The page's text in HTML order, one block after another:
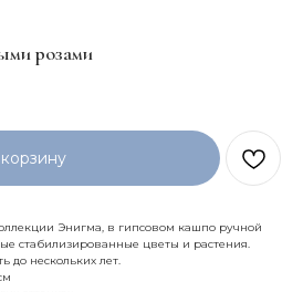
розами
Энигма, в гипсовом кашпо ручной
стабилизированные цветы и растения.
до нескольких лет.